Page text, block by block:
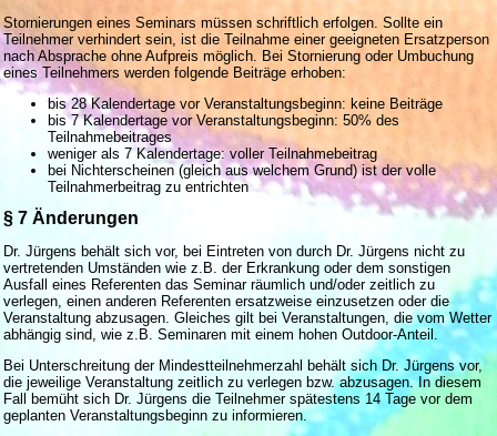
Stornierungen eines Seminars müssen schriftlich erfolgen. Sollte ein
Teilnehmer verhindert sein, ist die Teilnahme einer geeigneten Ersatzperson
nach Absprache ohne Aufpreis möglich. Bei Stornierung oder Umbuchung
eines Teilnehmers werden folgende Beiträge erhoben:
bis 28 Kalendertage vor Veranstaltungsbeginn: keine Beiträge
bis 7 Kalendertage vor Veranstaltungsbeginn: 50% des
Teilnahmebeitrages
weniger als 7 Kalendertage: voller Teilnahmebeitrag
bei Nichterscheinen (gleich aus welchem Grund) ist der volle
Teilnahmerbeitrag zu entrichten
§ 7 Änderungen
Dr. Jürgens behält sich vor, bei Eintreten von durch Dr. Jürgens nicht zu
vertretenden Umständen wie z.B. der Erkrankung oder dem sonstigen
Ausfall eines Referenten das Seminar räumlich und/oder zeitlich zu
verlegen, einen anderen Referenten ersatzweise einzusetzen oder die
Veranstaltung abzusagen. Gleiches gilt bei Veranstaltungen, die vom Wetter
abhängig sind, wie z.B. Seminaren mit einem hohen Outdoor-Anteil.
Bei Unterschreitung der Mindestteilnehmerzahl behält sich Dr. Jürgens vor,
die jeweilige Veranstaltung zeitlich zu verlegen bzw. abzusagen. In diesem
Fall bemüht sich Dr. Jürgens die Teilnehmer spätestens 14 Tage vor dem
geplanten Veranstaltungsbeginn zu informieren.